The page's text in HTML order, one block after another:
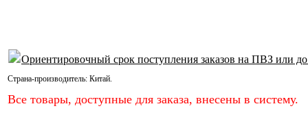
Ориентировочный срок поступления заказов на ПВЗ или
Страна-производитель: Китай.
Все товары, доступные для заказа, внесены в систему.